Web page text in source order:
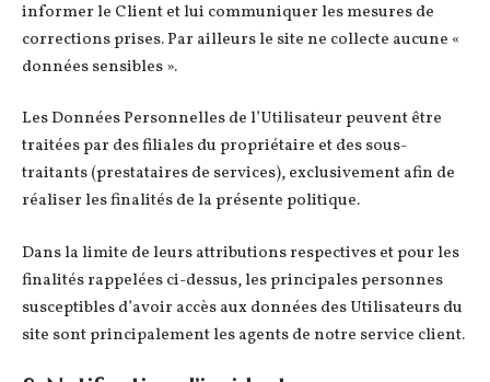
informer le Client et lui communiquer les mesures de
corrections prises. Par ailleurs le site ne collecte aucune «
données sensibles ».
Les Données Personnelles de l’Utilisateur peuvent être
traitées par des filiales du propriétaire et des sous-
traitants (prestataires de services), exclusivement afin de
réaliser les finalités de la présente politique.
Dans la limite de leurs attributions respectives et pour les
finalités rappelées ci-dessus, les principales personnes
susceptibles d’avoir accès aux données des Utilisateurs du
site sont principalement les agents de notre service client.